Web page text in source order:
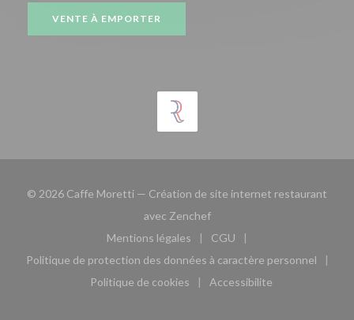
VENTE À EMPORTER
© 2026 Caffe Moretti — Création de site internet restaurant
avec Zenchef((ouvre une nouvelle
Mentions légales
((ouvre une nouvelle fenêtre))
CGU
((ouvre une nouvelle
Politique de protection des données à caractère personnel
((ouvre une nouvelle fenêtre))
Politique de cookies
((ouvre une nouvelle fenêtre))
Accessibilite